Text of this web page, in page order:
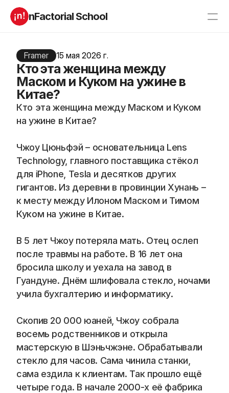
nFactorial School
О нас
Отзывы
Блог
Incubator 2026
Компаниям
Старт в ИТ
Алгоритмы
iOS с 0
Python-разработчик
Frontend на React
Data Science c 0
Аналитик данных
QA инженер
RESOURCES
Careers
About
COMMUNITY
Join
Framer 15 мая 2026 г.
Кто эта женщина между
Маском и Куком на ужине в
Китае?
Кто эта женщина между Маском и Куком
на ужине в Китае?
Чжоу Цюньфэй – основательница Lens
Technology, главного поставщика стёкол
для iPhone, Tesla и десятков других
гигантов. Из деревни в провинции Хунань –
к месту между Илоном Маском и Тимом
Куком на ужине в Китае.
В 5 лет Чжоу потеряла мать. Отец ослеп
после травмы на работе. В 16 лет она
бросила школу и уехала на завод в
Гуандуне. Днём шлифовала стекло, ночами
учила бухгалтерию и информатику.
Скопив 20 000 юаней, Чжоу собрала
восемь родственников и открыла
мастерскую в Шэньчжэне. Обрабатывали
стекло для часов. Сама чинила станки,
сама ездила к клиентам. Так прошло ещё
четыре года. В начале 2000-х её фабрика